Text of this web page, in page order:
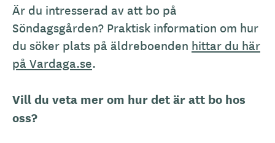
Är du intresserad av att bo på
Söndagsgården? Praktisk information om hur
du söker plats på äldreboenden hittar du här
på Vardaga.se.
Vill du veta mer om hur det är att bo hos
oss?